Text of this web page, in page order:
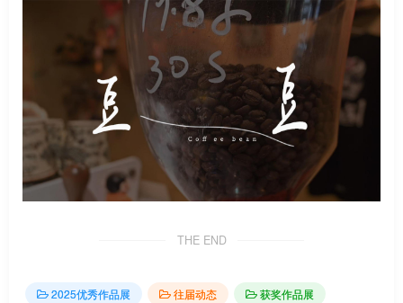
THE END
2025优秀作品展 往届动态 获奖作品展